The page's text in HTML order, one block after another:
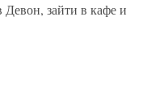
зайти в кафе и